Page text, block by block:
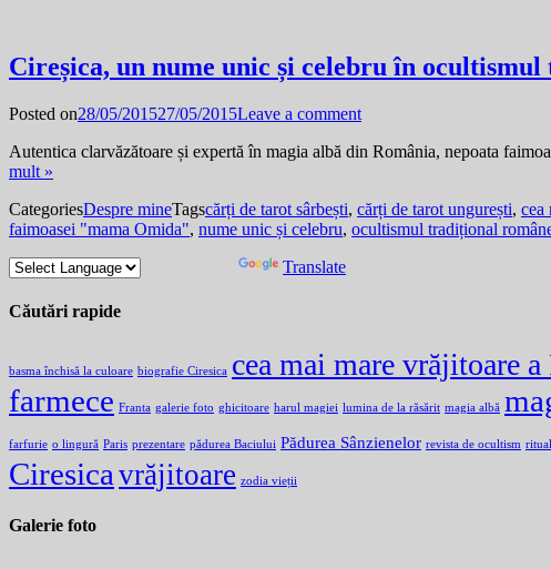
Cireșica, un nume unic și celebru în
Posted on28/05/201527/05/2015Leave a comment
Autentica clarvăzătoare și expertă în magia albă din România, nepoata
mult »
CategoriesDespre mineTagscărți de tarot sârbești, cărți de tarot ungurești, cea
faimoasei "mama Omida", nume unic și celebru, ocultismul tradițional
Translate
Căutări rapide
basma închisă la culoare biografie Ciresica cea mai mare vrăjitoare
farmece Franta galerie foto ghicitoare harul magiei lumina de la răsărit magia albă
farfurie o lingură Paris prezentare pădurea Baciului Pădurea Sânzienelor revista de ocultism
Ciresica vrăjitoare zodia vieții
Galerie foto